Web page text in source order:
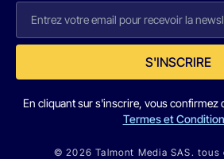
S'INSCRIRE
En cliquant sur s'inscrire, vous confirmez
Termes et
© 2026 Talmont Media SAS. tous